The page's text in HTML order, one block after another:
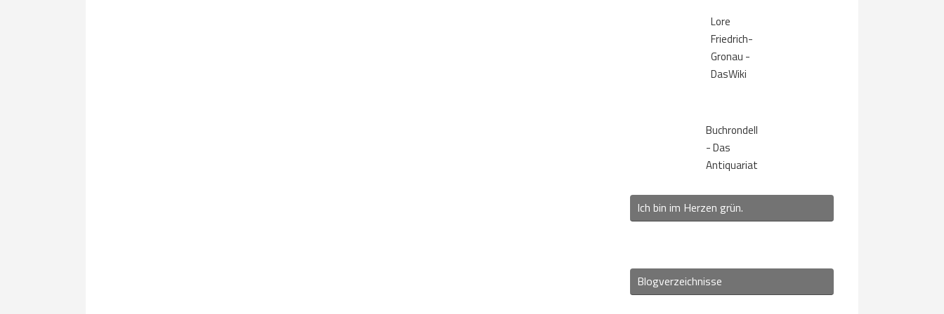
Lore
Friedrich-
Gronau -
DasWiki
Buchrondell
- Das
Antiquariat
Ich bin im Herzen grün.
Blogverzeichnisse